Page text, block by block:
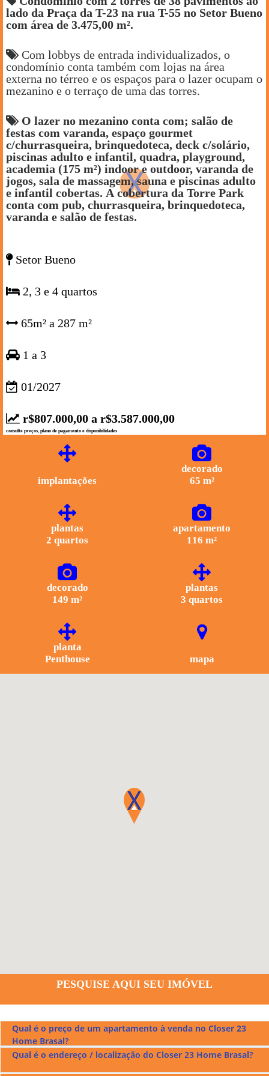
lado da Praça da T-23 na rua T-55 no Setor Bueno
com área de 3.475,00 m².
Com lobbys de entrada individualizados, o
condomínio conta também com lojas na área
externa no térreo e os espaços para o lazer ocupam o
mezanino e o terraço de uma das torres.
O lazer no mezanino conta com; salão de
festas com varanda, espaço gourmet
c/churrasqueira, brinquedoteca, deck c/solário,
piscinas adulto e infantil, quadra, playground,
academia (175 m²) indoor e outdoor, varanda de
jogos, sala de massagem, sauna e piscinas adulto
e infantil cobertas. A cobertura da Torre Park
conta com pub, churrasqueira, brinquedoteca,
varanda e salão de festas.
Setor Bueno
2, 3 e 4 quartos
65m² a 287 m²
1 a 3
01/2027
r$807.000,00 a r$3.587.000,00
consulte preços, plano de pagamento e disponibilidades
implantações
decorado
65 m²
plantas
2 quartos
apartamento
116 m²
decorado
149 m²
plantas
3 quartos
planta
Penthouse
mapa
PESQUISE AQUI SEU IMÓVEL
Qual é o preço de um apartamento à venda no Closer 23
Home Brasal?
Qual é o endereço / localização do Closer 23 Home Brasal?